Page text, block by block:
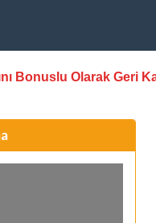
Bonuslu Olarak Geri